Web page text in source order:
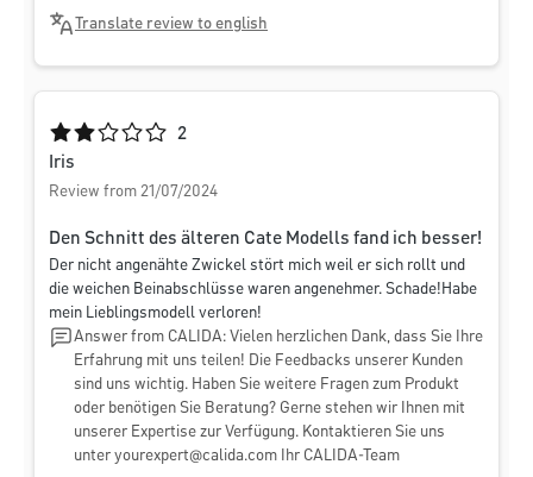
Translate review to english
Average rating of 2 out of 5 stars
2
Iris
Review from 21/07/2024
Den Schnitt des älteren Cate Modells fand ich besser!
Der nicht angenähte Zwickel stört mich weil er sich rollt und
die weichen Beinabschlüsse waren angenehmer. Schade!Habe
mein Lieblingsmodell verloren!
Answer from CALIDA: Vielen herzlichen Dank, dass Sie Ihre
Erfahrung mit uns teilen! Die Feedbacks unserer Kunden
sind uns wichtig. Haben Sie weitere Fragen zum Produkt
oder benötigen Sie Beratung? Gerne stehen wir Ihnen mit
unserer Expertise zur Verfügung. Kontaktieren Sie uns
unter yourexpert@calida.com Ihr CALIDA-Team